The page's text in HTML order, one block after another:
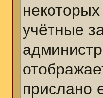
учётные
прислано